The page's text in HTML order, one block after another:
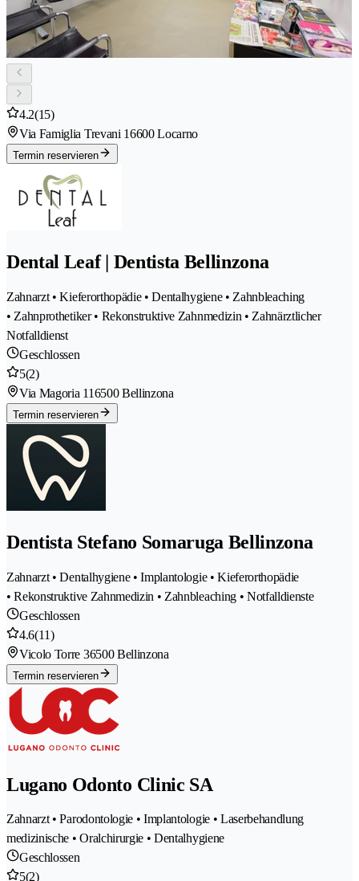
4.2(15)
Via Famiglia Trevani 16600 Locarno
Termin reservieren
Dental Leaf | Dentista Bellinzona
Zahnarzt • Kieferorthopädie • Dentalhygiene • Zahnbleaching
• Zahnprothetiker • Rekonstruktive Zahnmedizin • Zahnärztlicher
Notfalldienst
Geschlossen
5(2)
Via Magoria 116500 Bellinzona
Termin reservieren
Dentista Stefano Somaruga Bellinzona
Zahnarzt • Dentalhygiene • Implantologie • Kieferorthopädie
• Rekonstruktive Zahnmedizin • Zahnbleaching • Notfalldienste
Geschlossen
4.6(11)
Vicolo Torre 36500 Bellinzona
Termin reservieren
Lugano Odonto Clinic SA
Zahnarzt • Parodontologie • Implantologie • Laserbehandlung
medizinische • Oralchirurgie • Dentalhygiene
Geschlossen
5(2)